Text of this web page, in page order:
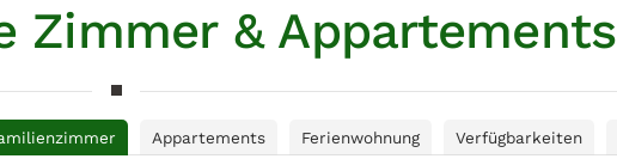
Zimmer & Appartements
Appartements Ferienwohnung Verfügbarkeiten